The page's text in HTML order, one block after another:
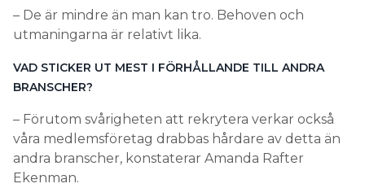
– De är mindre än man kan tro. Behoven och
utmaningarna är relativt lika.
VAD STICKER UT MEST I FÖRHÅLLANDE TILL ANDRA
BRANSCHER?
– Förutom svårigheten att rekrytera verkar också
våra medlemsföretag drabbas hårdare av detta än
andra branscher, konstaterar Amanda Rafter
Ekenman.